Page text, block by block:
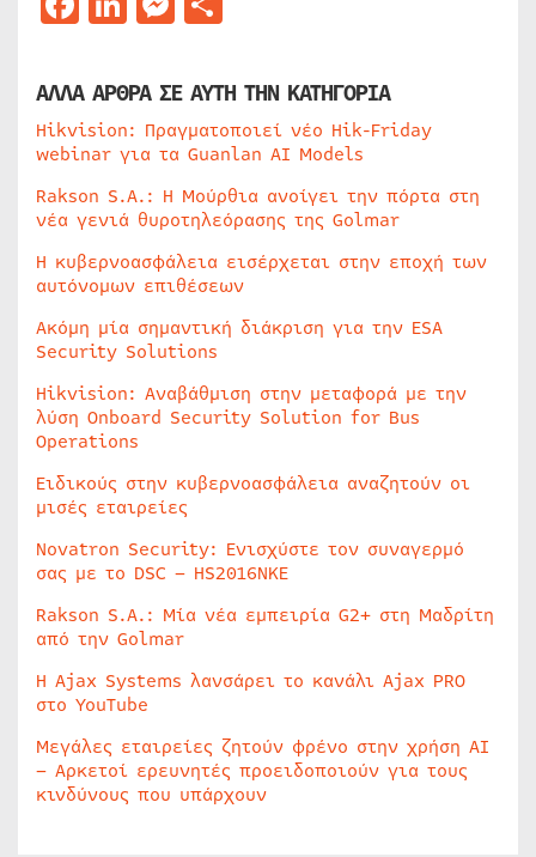
ΑΛΛΑ ΑΡΘΡΑ ΣΕ ΑΥΤΗ ΤΗΝ ΚΑΤΗΓΟΡΙΑ
Hikvision: Πραγματοποιεί νέο Hik-Friday
webinar για τα Guanlan AI Models
Rakson S.A.: Η Μούρθια ανοίγει την πόρτα στη
νέα γενιά θυροτηλεόρασης της Golmar
Η κυβερνοασφάλεια εισέρχεται στην εποχή των
αυτόνομων επιθέσεων
Ακόμη μία σημαντική διάκριση για την ESA
Security Solutions
Hikvision: Αναβάθμιση στην μεταφορά με την
λύση Onboard Security Solution for Bus
Operations
Ειδικούς στην κυβερνοασφάλεια αναζητούν οι
μισές εταιρείες
Novatron Security: Ενισχύστε τον συναγερμό
σας με το DSC – HS2016NKE
Rakson S.A.: Μία νέα εμπειρία G2+ στη Μαδρίτη
από την Golmar
Η Ajax Systems λανσάρει το κανάλι Ajax PRO
στο YouTube
Μεγάλες εταιρείες ζητούν φρένο στην χρήση AI
– Αρκετοί ερευνητές προειδοποιούν για τους
κινδύνους που υπάρχουν